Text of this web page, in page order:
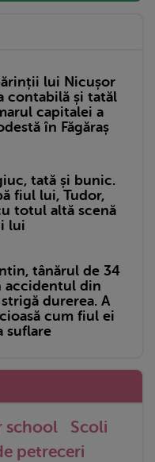
lui Nicușor
contabilă și tatăl
capitalei a
în Făgăraș
tată și bunic.
fiul lui, Tudor,
totul altă scenă
lui
tânărul de 34
accidentul din
durerea. A
cum fiul ei
suflare
school
Scoli
petreceri